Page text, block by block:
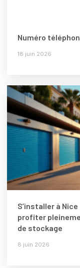
Numéro
18 juin 2026
S’installer à
profiter
de stockage
8 juin 2026